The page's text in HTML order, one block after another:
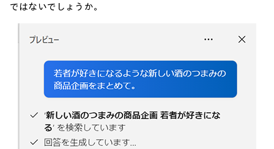
ではないでしょうか。